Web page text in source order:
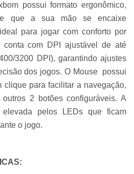
possui formato ergonômico,
que a sua mão se encaixe
para jogar com conforto por
conta com DPI ajustável de até
3200 DPI), garantindo ajustes
dos jogos. O Mouse  possui
clique para facilitar a navegação,
2 botões configuráveis. A
pelos LEDs que ficam
o jogo.